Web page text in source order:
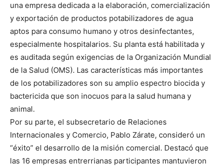
una empresa dedicada a la elaboración, comercialización
y exportación de productos potabilizadores de agua
aptos para consumo humano y otros desinfectantes,
especialmente hospitalarios. Su planta está habilitada y
es auditada según exigencias de la Organización Mundial
de la Salud (OMS). Las características más importantes
de los potabilizadores son su amplio espectro biocida y
bactericida que son inocuos para la salud humana y
animal.
Por su parte, el subsecretario de Relaciones
Internacionales y Comercio, Pablo Zárate, consideró un
“éxito” el desarrollo de la misión comercial. Destacó que
las 16 empresas entrerrianas participantes mantuvieron